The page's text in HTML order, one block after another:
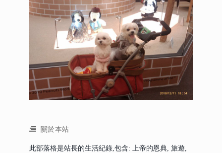
關於本站
此部落格是站長的生活紀錄,包含: 上帝的恩典, 旅遊,